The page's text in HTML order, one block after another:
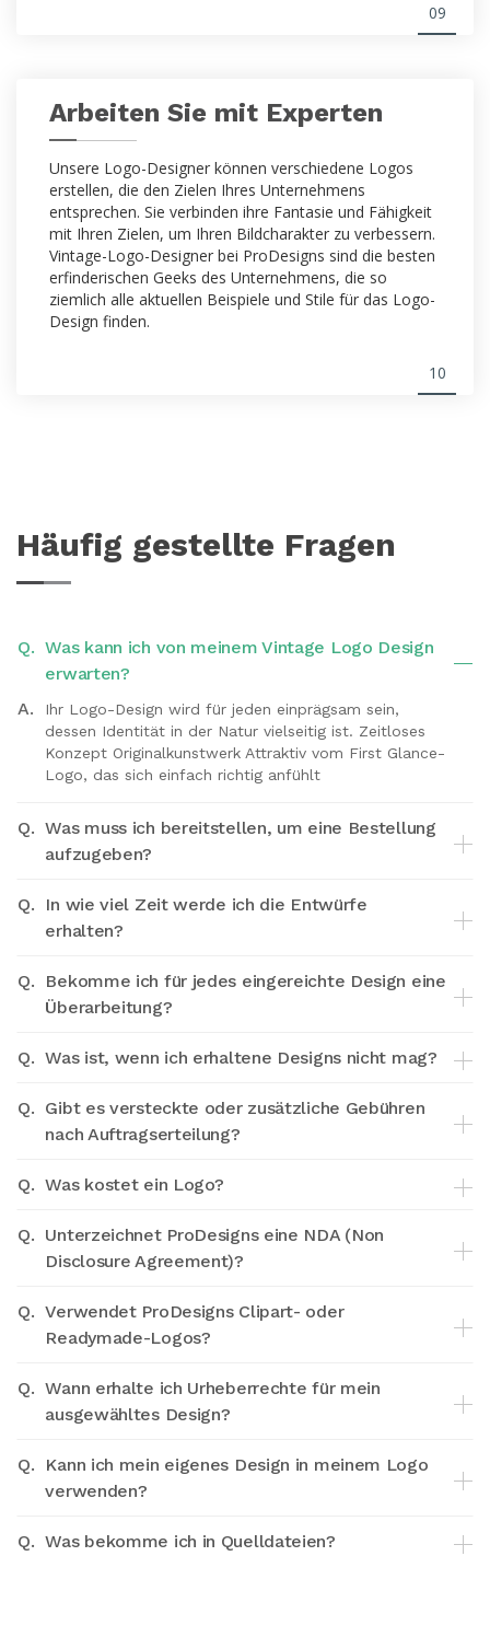
09
10
Arbeiten Sie mit Experten
Unsere Logo-Designer können verschiedene Logos
erstellen, die den Zielen Ihres Unternehmens
entsprechen. Sie verbinden ihre Fantasie und Fähigkeit
mit Ihren Zielen, um Ihren Bildcharakter zu verbessern.
Vintage-Logo-Designer bei ProDesigns sind die besten
erfinderischen Geeks des Unternehmens, die so
ziemlich alle aktuellen Beispiele und Stile für das Logo-
Design finden.
Häufig gestellte Fragen
Q. Was kann ich von meinem Vintage Logo Design
erwarten?
A.
Ihr Logo-Design wird für jeden einprägsam sein,
dessen Identität in der Natur vielseitig ist. Zeitloses
Konzept Originalkunstwerk Attraktiv vom First Glance-
Logo, das sich einfach richtig anfühlt
Q. Was muss ich bereitstellen, um eine Bestellung
aufzugeben?
Q.
In wie viel Zeit werde ich die Entwürfe
erhalten?
Q.
Bekomme ich für jedes eingereichte Design eine
Überarbeitung?
Q. Was ist, wenn ich erhaltene Designs nicht mag?
Q. Gibt es versteckte oder zusätzliche Gebühren
nach Auftragserteilung?
Q. Was kostet ein Logo?
Q. Unterzeichnet ProDesigns eine NDA (Non
Disclosure Agreement)?
Q. Verwendet ProDesigns Clipart- oder
Readymade-Logos?
Q. Wann erhalte ich Urheberrechte für mein
ausgewähltes Design?
Q.
Kann ich mein eigenes Design in meinem Logo
verwenden?
Q. Was bekomme ich in Quelldateien?